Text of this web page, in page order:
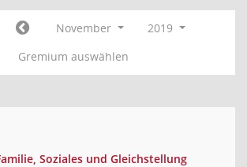
November
2019
Gremium auswählen
Soziales und Gleichstellung